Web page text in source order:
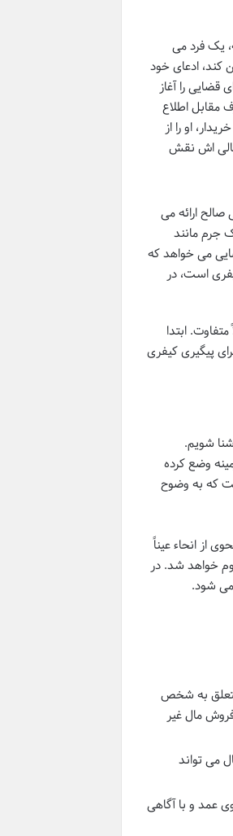
یک فرد می
کند، ادعای خود
قضایی را آغاز
مقابل اطلاع
او را از
اش نقش
ارائه می
جرم مانند
می خواهد که
است، در
ابتدا
پیگیری کیفری
شویم.
وضع کرده
در این خصوص، «قانون راجع به مجازات انتقال مال غیر» مصوب سال ۱۳۰۸ است که به وضوح
از انحاء عیناً
خواهد شد. در
می شود.
متعلق به شخص
مال غیر
می تواند
عمد و با آگاهی